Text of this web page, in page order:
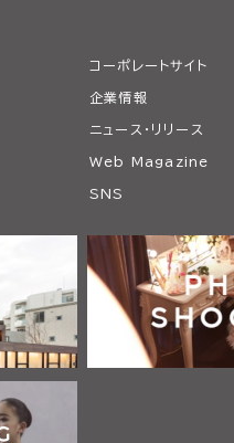
コーポレートサイト
企業情報
ニュース・リリース
Web Magazine
SNS